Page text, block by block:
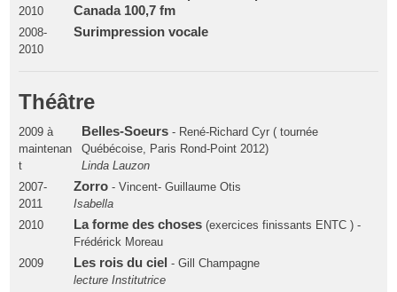
2010
Canada 100,7 fm
2008-
2010
Surimpression vocale
Théâtre
2009 à
maintenan
t
Belles-Soeurs- René-Richard Cyr ( tournée
Québécoise, Paris Rond-Point 2012)
Linda Lauzon
2007-
2011
Zorro - Vincent- Guillaume Otis
Isabella
2010
La forme des choses (exercices finissants ENTC ) -
Frédérick Moreau
2009
Les rois du ciel - Gill Champagne
lecture Institutrice